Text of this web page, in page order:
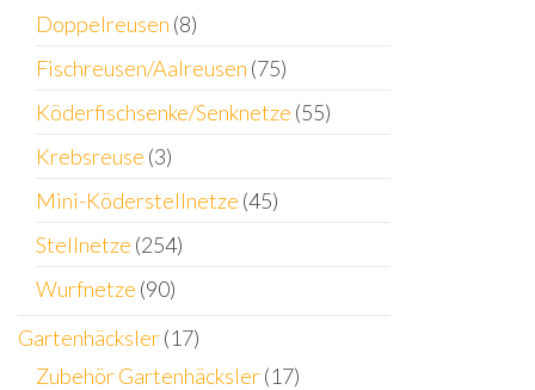
Doppelreusen (8)
Fischreusen/Aalreusen (75)
Köderfischsenke/Senknetze (55)
Krebsreuse (3)
Mini-Köderstellnetze (45)
Stellnetze (254)
Wurfnetze (90)
Gartenhäcksler(17)
Zubehör Gartenhäcksler(17)